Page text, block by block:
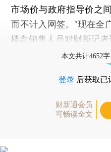
市场价与政府指导价之
而不计入网签。“现在全
楼盘销售人员对财新记者
本文共计4652
登录 后获取已
财新通会员
可畅读全文